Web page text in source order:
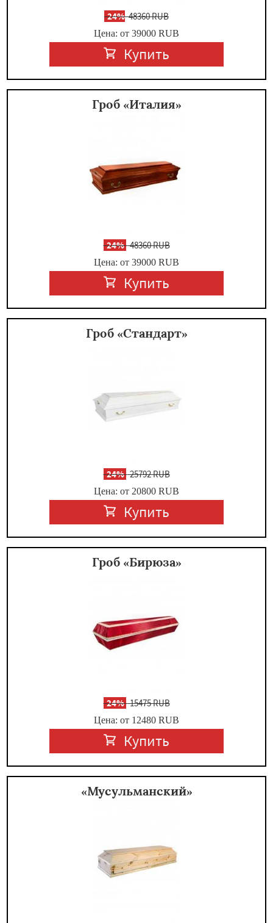
-24%48360 RUB
Цена: от 39000 RUB
Купить
Гроб «Италия»
-24%48360 RUB
Цена: от 39000 RUB
Купить
Гроб «Стандарт»
-24%25792 RUB
Цена: от 20800 RUB
Купить
Гроб «Бирюза»
-24%15475 RUB
Цена: от 12480 RUB
Купить
«Мусульманский»